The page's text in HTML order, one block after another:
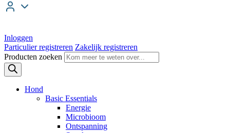
Inloggen
Particulier registreren Zakelijk registreren
Producten zoeken
Hond
Basic Essentials
Energie
Microbioom
Ontspanning